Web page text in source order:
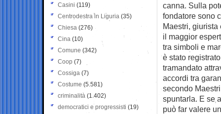
canna. Sulla
fondatore sono
Maestri,
il maggior
tra simboli e
è stato
tramandato
accordi tra
secondo
spuntarla. E se
può far valere
Casini (119)
Centrodestra in Liguria (35)
Chiesa (276)
Cina (10)
Comune (342)
Coop (7)
Cossiga (7)
Costume (5.581)
criminalità (1.402)
democratici e progressisti (19)